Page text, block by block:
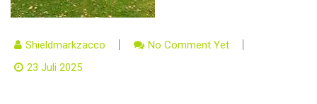
Shieldmarkzacco
No Comment Yet
23 Juli 2025